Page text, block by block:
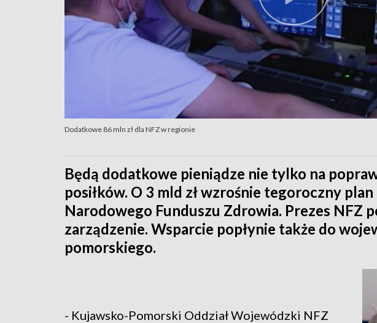
Dodatkowe 86 mln zł dla NFZ w regionie
Będą dodatkowe pieniądze nie tylko na
posiłków. O 3 mld zł wzrośnie tegoroczny
Narodowego Funduszu Zdrowia. Prezes NFZ
zarządzenie. Wsparcie popłynie także do
pomorskiego.
- Kujawsko-Pomorski Oddział Wojewódzki NFZ